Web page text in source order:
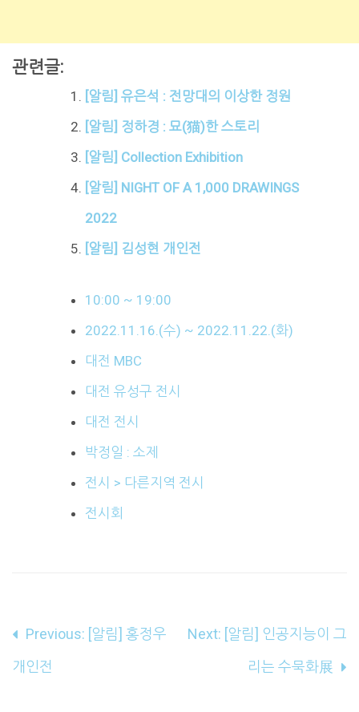
관련글:
[알림] 유은석 : 전망대의 이상한 정원
[알림] 정하경 : 묘(猫)한 스토리
[알림] Collection Exhibition
[알림] NIGHT OF A 1,000 DRAWINGS
2022
[알림] 김성현 개인전
10:00 ~ 19:00
2022.11.16.(수) ~ 2022.11.22.(화)
대전 MBC
대전 유성구 전시
대전 전시
박정일 : 소제
전시 > 다른지역 전시
전시회
글
내
Previous: [알림] 홍정우
개인전
Next: [알림] 인공지능이 그
리는 수묵화展